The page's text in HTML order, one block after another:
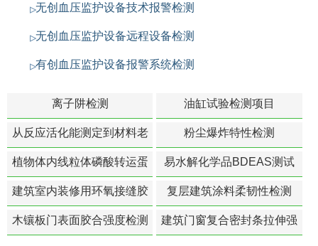
无创血压监护设备技术报警检测
无创血压监护设备远程设备检测
有创血压监护设备报警系统检测
离子阱检测 油缸试验检测项目
从反应活化能测定到材料老
化寿命预测的经典模型
粉尘爆炸特性检测
植物体内线粒体磷酸转运蛋
白活性检测
易水解化学品BDEAS测试
建筑室内装修用环氧接缝胶
苯含量检测
复层建筑涂料柔韧性检测
木镶板门表面胶合强度检测
建筑门窗复合密封条拉伸强